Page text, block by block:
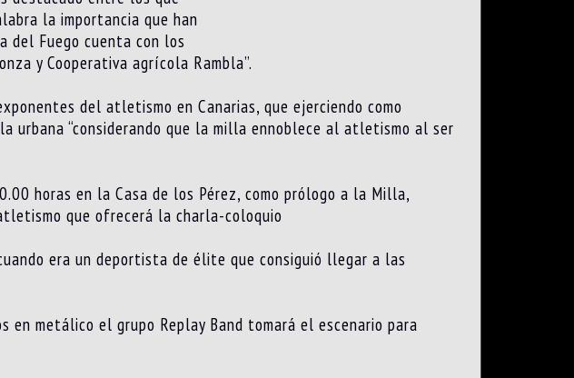
la importancia que han
del Fuego cuenta con los
y Cooperativa agrícola Rambla”.
del atletismo en Canarias, que ejerciendo como
urbana “considerando que la milla ennoblece al atletismo al ser
horas en la Casa de los Pérez, como prólogo a la Milla,
que ofrecerá la charla-coloquio
era un deportista de élite que consiguió llegar a las
metálico el grupo Replay Band tomará el escenario para